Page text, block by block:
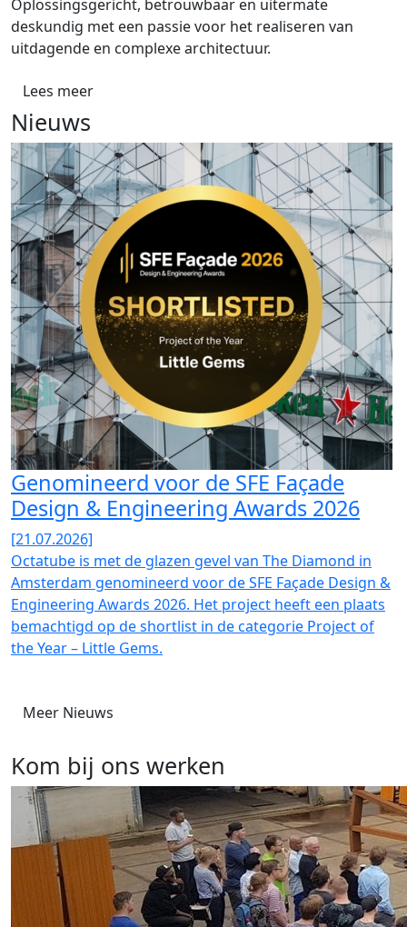
Oplossingsgericht, betrouwbaar en uitermate
deskundig met een passie voor het realiseren van
uitdagende en complexe architectuur.
Lees meer
Nieuws
Genomineerd voor de SFE Façade
Design & Engineering Awards 2026
[21.07.2026]
Octatube is met de glazen gevel van The Diamond in
Amsterdam genomineerd voor de SFE Façade Design &
Engineering Awards 2026. Het project heeft een plaats
bemachtigd op de shortlist in de categorie Project of
the Year – Little Gems.
Meer Nieuws
Kom bij ons werken